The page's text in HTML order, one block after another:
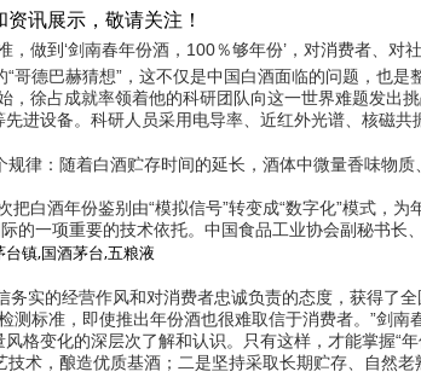
讯展示，敬请关注！
做到‘剑南春年份酒，100％够年份’，对消费者、对
德巴赫猜想”，这不仅是中国白酒面临的问题，也是
徐占成就率领着他的科研团队向这一世界难题发出
进设备。科研人员采用电导率、近红外光谱、核磁
：随着白酒贮存时间的延长，酒体中微量香味物
酒年份鉴别由“模拟信号”转变成“数字化”模式，
一项重要的技术依托。中国食品工业协会副秘书长
台镇,国酒茅台,五粮液
实的经营作风和对消费者忠诚负责的态度，获得了全
标准，即使推出年份酒也很难取信于消费者。”剑
变化的深层次了解和认识。只有这样，才能掌握“
，酿造优质基酒；二是坚持采取长期贮存、自然